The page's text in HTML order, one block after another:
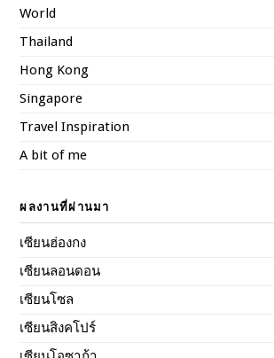
World
Thailand
Hong Kong
Singapore
Travel Inspiration
A bit of me
ผลงานที่ผ่านมา
เซียนฮ่องกง
เซียนลอนดอน
เซียนโซล
เซียนสิงคโปร์